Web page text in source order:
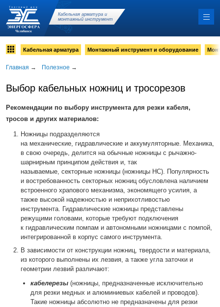
Кабельная арматура и
монтажный инструмент
Кабельная арматура Монтажный инструмент и оборудование
Главная → Полезное →
Выбор кабельных ножниц и тросорезов
Рекомендации по выбору инструмента для резки кабеля,
тросов и других материалов:
Ножницы подразделяются
на механические, гидравлические и аккумуляторные. Механика,
в свою очередь, делится на обычные ножницы с рычажно-
шарнирным принципом действия и, так
называемые, секторные ножницы (ножницы НС). Популярность
и востребованность секторных ножниц обусловлена наличием
встроенного храпового механизма, экономящего усилия, а
также высокой надежностью и неприхотливостью
инструмента. Гидравлические ножницы представлены
режущими головами, которые требуют подключения
к гидравлическим помпам и автономными ножницами с помпой,
интегрированной в корпус самого инструмента.
В зависимости от конструкции ножниц, твердости и материала,
из которого выполнены их лезвия, а также угла заточки и
геометрии лезвий различают:
кабелерезы (ножницы, предназначенные исключительно
для резки медных и алюминиевых кабелей и проводов).
Такие ножницы абсолютно не предназначены для резки